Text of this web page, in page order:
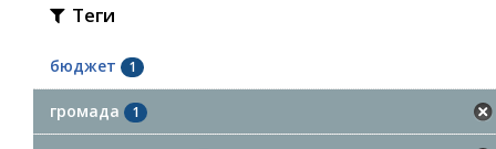
Теги
бюджет 1
громада 1